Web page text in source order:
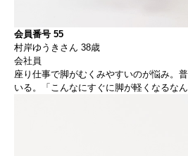
会員番号 55
村岸ゆうきさん 38歳
会社員
座り仕事で脚がむくみやすいのが悩み。
いる。「こんなにすぐに脚が軽くなるなん